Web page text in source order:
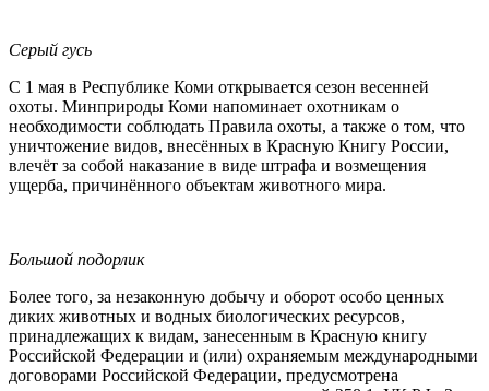
Серый гусь
С 1 мая в Республике Коми открывается сезон весенней
охоты. Минприроды Коми напоминает охотникам о
необходимости соблюдать Правила охоты, а также о том, что
уничтожение видов, внесённых в Красную Книгу России,
влечёт за собой наказание в виде штрафа и возмещения
ущерба, причинённого объектам животного мира.
Большой подорлик
Более того, за незаконную добычу и оборот особо ценных
диких животных и водных биологических ресурсов,
принадлежащих к видам, занесенным в Красную книгу
Российской Федерации и (или) охраняемым международными
договорами Российской Федерации, предусмотрена